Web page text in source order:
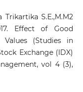
S.E.,M.M2
Effect of Good
Values (Studies in
Exchange (IDX)
vol 4 (3),